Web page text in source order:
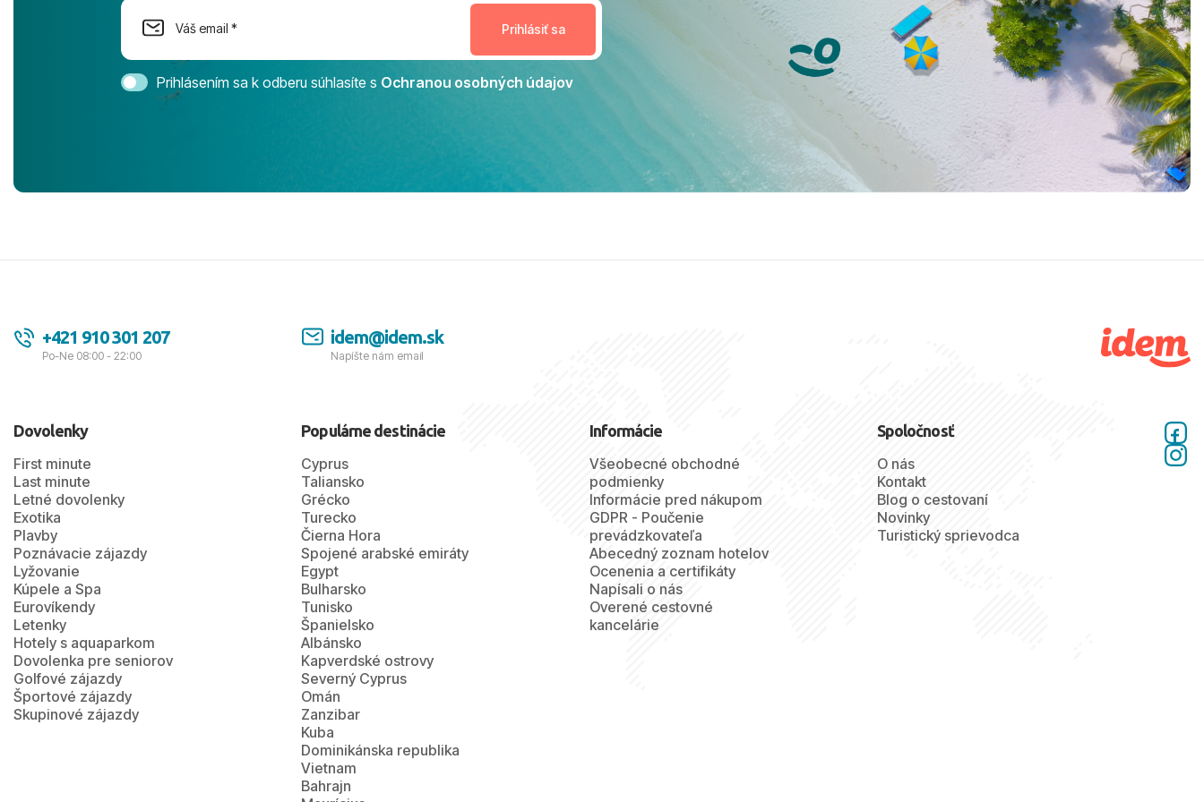
Magic Life Jacaranda môžeme s čistým
svedomím odporučiť každému, kto hľadá
bezstarostnú dovolenku na vysokej
úrovni. Všetko bolo zabezpečené na
tešíme, kam s nami vyrazíte nabudúce!
Ďakujeme za skvelé spomienky. ​S
pozdravom a prianím mnohých ďalších
Prihlásením sa k odberu súhlasíte s Ochranou osobných údajov
+421 910 301 207
Po-Ne 08:00 - 22:00
idem@idem.sk
Napíšte nám email
Dovolenky
First minute
Last minute
Letné dovolenky
Exotika
Plavby
Poznávacie zájazdy
Lyžovanie
Kúpele a Spa
Eurovíkendy
Letenky
Hotely s aquaparkom
Dovolenka pre seniorov
Golfové zájazdy
Športové zájazdy
Skupinové zájazdy
Populárne destinácie
Cyprus
Taliansko
Grécko
Turecko
Čierna Hora
Spojené arabské emiráty
Egypt
Bulharsko
Tunisko
Španielsko
Albánsko
Kapverdské ostrovy
Severný Cyprus
Omán
Zanzibar
Kuba
Dominikánska republika
Vietnam
Bahrajn
Informácie
Všeobecné obchodné
podmienky
Informácie pred nákupom
GDPR - Poučenie
prevádzkovateľa
Abecedný zoznam hotelov
Ocenenia a certifikáty
Napísali o nás
Overené cestovné
kancelárie
Spoločnosť
O nás
Kontakt
Blog o cestovaní
Novinky
Turistický sprievodca